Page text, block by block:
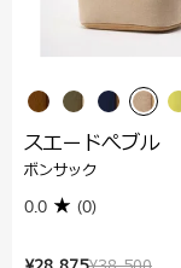
スエードぺブル
ボンサック
0.0 (0)